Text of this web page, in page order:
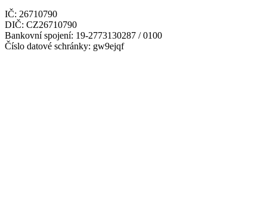
IČ: 26710790
DIČ: CZ26710790
Bankovní spojení: 19-2773130287 / 0100
Číslo datové schránky: gw9ejqf